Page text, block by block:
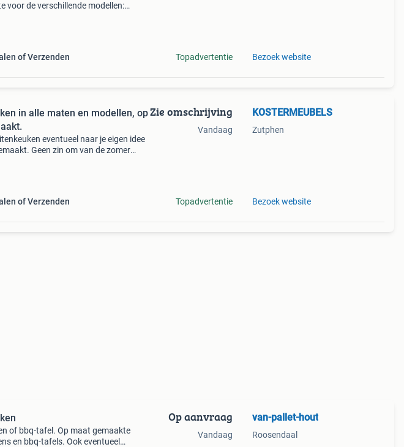
voor de verschillende modellen:
of Verzenden Topadvertentie Bezoek website
in alle maten en modellen, op
eventueel naar je eigen idee
Geen zin om van de zomer
of Verzenden
Zie omschrijving
Vandaag
Topadvertentie
KOSTERMEUBELS
Zutphen
Bezoek website
of bbq-tafel. Op maat gemaakte
en bbq-tafels. Ook eventueel
Op aanvraag
Vandaag
van-pallet-hout
Roosendaal